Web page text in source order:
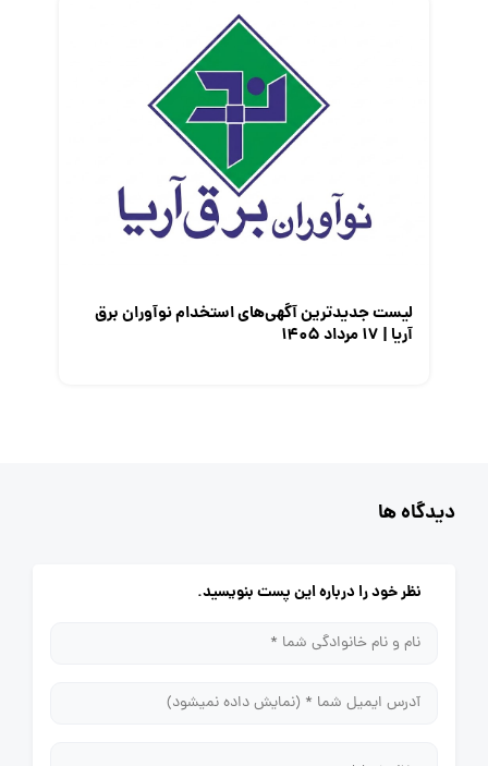
لیست جدیدترین آگهی‌های استخدام نوآوران برق
آریا | ۱۷ مرداد ۱۴۰۵
دیدگاه ها
نظر خود را درباره این پست بنویسید.